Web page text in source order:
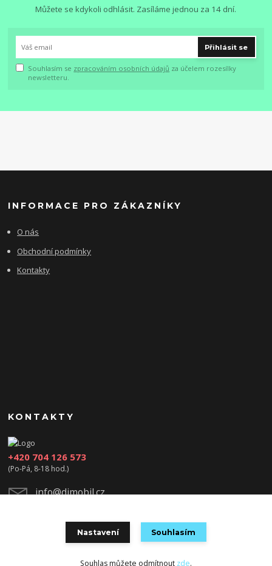
Můžete se kdykoli odhlásit. Zasíláme jednou za 14 dní.
Přihlásit se
Souhlasím se zpracováním osobních údajů za účelem rozesílky
newsletteru.
INFORMACE PRO ZÁKAZNÍKY
O nás
Obchodní podmínky
Kontakty
KONTAKTY
+420 704 126 573
(Po-Pá, 8-18 hod.)
info@djmobil.cz
Nastavení Souhlasím
Souhlas můžete odmítnout zde.